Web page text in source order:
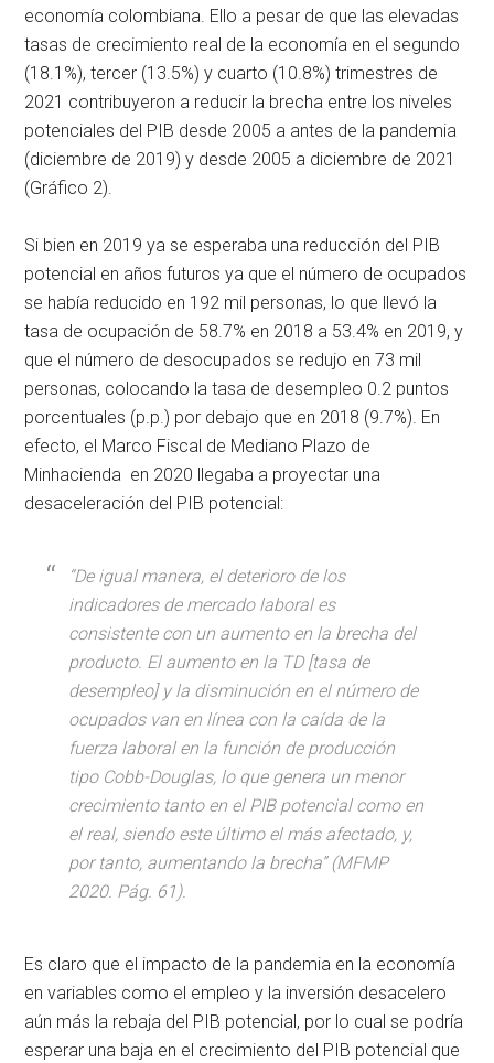
economía colombiana. Ello a pesar de que las elevadas
tasas de crecimiento real de la economía en el segundo
(18.1%), tercer (13.5%) y cuarto (10.8%) trimestres de
2021 contribuyeron a reducir la brecha entre los niveles
potenciales del PIB desde 2005 a antes de la pandemia
(diciembre de 2019) y desde 2005 a diciembre de 2021
(Gráfico 2).
Si bien en 2019 ya se esperaba una reducción del PIB
potencial en años futuros ya que el número de ocupados
se había reducido en 192 mil personas, lo que llevó la
tasa de ocupación de 58.7% en 2018 a 53.4% en 2019, y
que el número de desocupados se redujo en 73 mil
personas, colocando la tasa de desempleo 0.2 puntos
porcentuales (p.p.) por debajo que en 2018 (9.7%). En
efecto, el Marco Fiscal de Mediano Plazo de
Minhacienda en 2020 llegaba a proyectar una
desaceleración del PIB potencial:
“De igual manera, el deterioro de los
indicadores de mercado laboral es
consistente con un aumento en la brecha del
producto. El aumento en la TD [tasa de
desempleo] y la disminución en el número de
ocupados van en línea con la caída de la
fuerza laboral en la función de producción
tipo Cobb-Douglas, lo que genera un menor
crecimiento tanto en el PIB potencial como en
el real, siendo este último el más afectado, y,
por tanto, aumentando la brecha” (MFMP
2020. Pág. 61).
Es claro que el impacto de la pandemia en la economía
en variables como el empleo y la inversión desacelero
aún más la rebaja del PIB potencial, por lo cual se podría
esperar una baja en el crecimiento del PIB potencial que